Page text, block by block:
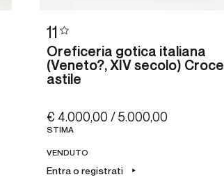
11
Oreficeria gotica italiana
(Veneto?, XIV secolo) Croce
astile
€ 4.000,00 / 5.000,00
STIMA
VENDUTO
Entra o registrati